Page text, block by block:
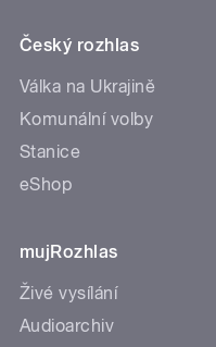
Český rozhlas
Válka na Ukrajině
Komunální volby
Stanice
eShop
mujRozhlas
Živé vysílání
Audioarchiv